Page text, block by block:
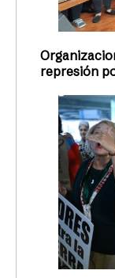
represión